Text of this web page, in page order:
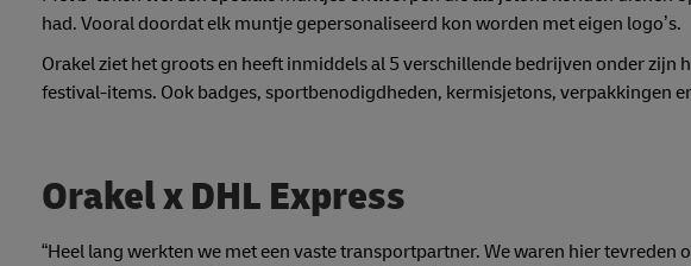
had. Vooral doordat elk muntje gepersonaliseerd kon worden met eigen logo’s.
Orakel ziet het groots en heeft inmiddels al 5 verschillende bedrijven onder zijn
festival-items. Ook badges, sportbenodigdheden, kermisjetons, verpakkingen
Orakel x DHL Express
“Heel lang werkten we met een vaste transportpartner. We waren hier tevreden